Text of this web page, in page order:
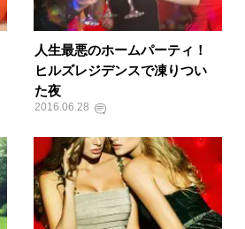
人生最悪のホームパーティ！
ヒルズレジデンスで凍りつい
た夜
2016.06.28